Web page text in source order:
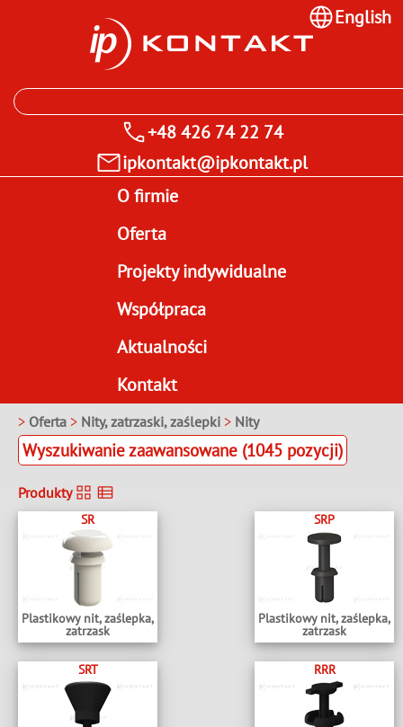
+48 426 74 22 74
ipkontakt@ipkontakt.pl
English
O firmie
Oferta
Projekty indywidualne
Współpraca
Aktualności
Kontakt
> Oferta > Nity, zatrzaski, zaślepki > Nity
Wyszukiwanie zaawansowane (1045 pozycji)
Produkty
SR
Plastikowy nit, zaślepka,
zatrzask
SRP
Plastikowy nit, zaślepka,
zatrzask
SRT RRR